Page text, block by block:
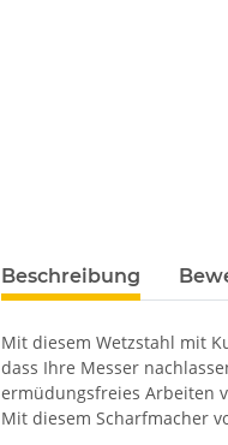
Beschreibung
Mit diesem Wetzstahl mit
dass Ihre Messer
ermüdungsfreies Arbeiten
Mit diesem Scharfmacher